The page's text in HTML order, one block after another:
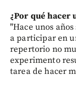
¿Por qué hacer
"Hace unos
a participar en
repertorio no
experimento
tarea de hacer